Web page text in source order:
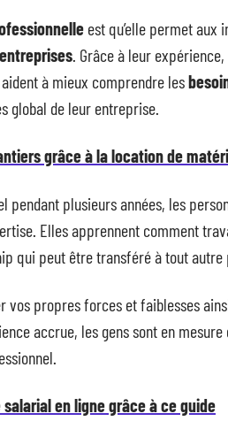
est qu’elle permet aux
. Grâce à leur
à mieux comprendre les
global de leur entreprise.
grâce à la location de
plusieurs années, les
Elles apprennent comment
qui peut être transféré à tout
vos propres forces et faiblesses
accrue, les gens sont en mesure
en ligne grâce à ce guide